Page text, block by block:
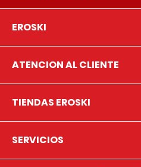
EROSKI
ATENCION AL CLIENTE
TIENDAS EROSKI
SERVICIOS